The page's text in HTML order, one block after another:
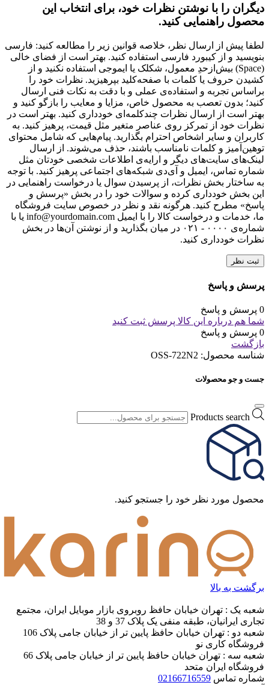
دیگران را با نوشتن نظرات خود، برای انتخاب این
محصول راهنمایی کنید.
لطفا پیش از ارسال نظر، خلاصه قوانین زیر را مطالعه کنید: فارسی
بنویسید و از کیبورد فارسی استفاده کنید. بهتر است از فضای خالی
(Space) بیش‌از‌حدِ معمول، شکلک یا ایموجی استفاده نکنید و از
کشیدن حروف یا کلمات با صفحه‌کلید بپرهیزید. نظرات خود را
براساس تجربه و استفاده‌ی عملی و با دقت به نکات فنی ارسال
کنید؛ بدون تعصب به محصول خاص، مزایا و معایب را بازگو کنید و
بهتر است از ارسال نظرات چندکلمه‌‌ای خودداری کنید. بهتر است در
نظرات خود از تمرکز روی عناصر متغیر مثل قیمت، پرهیز کنید. به
کاربران و سایر اشخاص احترام بگذارید. پیام‌هایی که شامل محتوای
توهین‌آمیز و کلمات نامناسب باشند، حذف می‌شوند. از ارسال
لینک‌های سایت‌های دیگر و ارایه‌ی اطلاعات شخصی خودتان مثل
شماره تماس، ایمیل و آی‌دی شبکه‌های اجتماعی پرهیز کنید. با توجه
به ساختار بخش نظرات، از پرسیدن سوال یا درخواست راهنمایی در
این بخش خودداری کرده و سوالات خود را در بخش «پرسش و
پاسخ» مطرح کنید. هرگونه نقد و نظر در خصوص سایت فروشگاه
ما، خدمات و درخواست کالا را با ایمیل info@yourdomain.com یا با
شماره‌ی ۰۰۰۰ - ۰۲۱ در میان بگذارید و از نوشتن آن‌ها در بخش
نظرات خودداری کنید.
ثبت نظر
پرسش و پاسخ
0 پرسش و پاسخ
شما هم درباره این کالا پرسش ثبت کنید
0 پرسش و پاسخ
بازگشت
شناسه محصول: OSS-722N2
جست و جو محصولات
Products search
محصول مورد نظر خود را جستجو کنید.
برگشت به بالا
شعبه یک : تهران خیابان حافظ روبروی بازار موبایل ایران، مجتمع
تجاری ایرانیان، طبقه منفی یک پلاک 37 و 38
شعبه دو : تهران خیابان حافظ پایین تر از خیابان جامی پلاک 106
فروشگاه کاری نو
شعبه سه : تهران خیابان حافظ پایین تر از خیابان جامی پلاک 66
فروشگاه ایران متحد
شماره تماس 02166716559